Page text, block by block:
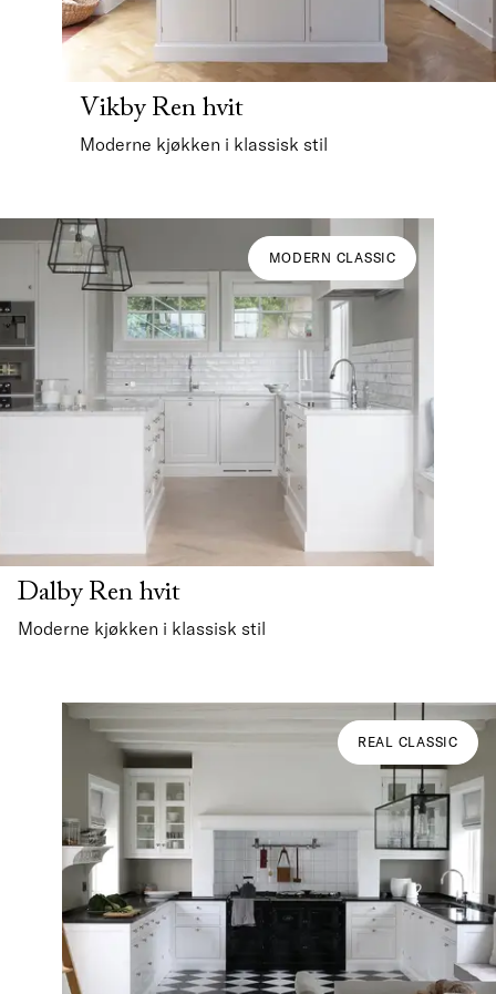
Vikby Ren hvit
Moderne kjøkken i klassisk stil
MODERN CLASSIC
Dalby Ren hvit
Moderne kjøkken i klassisk stil
REAL CLASSIC